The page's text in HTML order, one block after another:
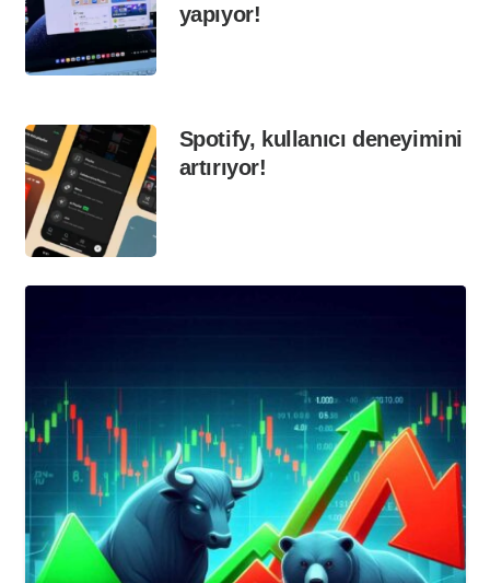
yapıyor!
Spotify, kullanıcı deneyimini
artırıyor!